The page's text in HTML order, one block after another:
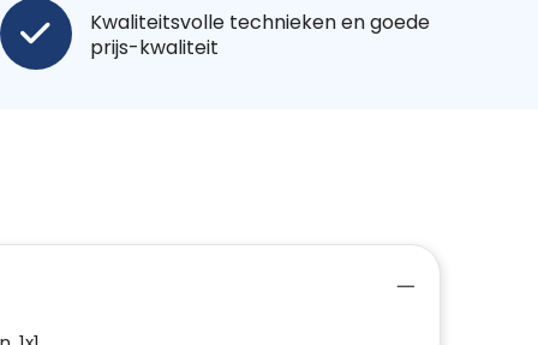
Kwaliteitsvolle technieken en goede
prijs-kwaliteit